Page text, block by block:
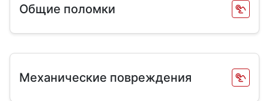
Общие поломки
Механические повреждения